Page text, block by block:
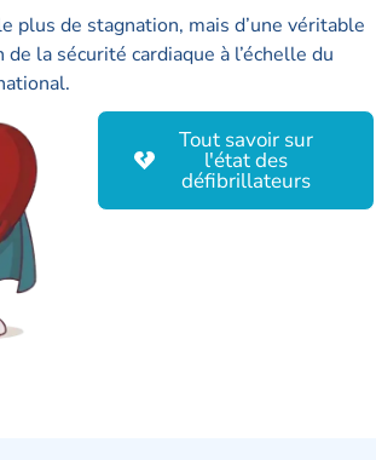
plus de stagnation, mais d’une véritable
de la sécurité cardiaque à l’échelle du
Tout savoir sur
l'état des
défibrillateurs